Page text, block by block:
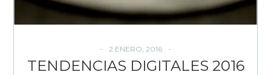
2 ENERO, 2016
TENDENCIAS DIGITALES 2016